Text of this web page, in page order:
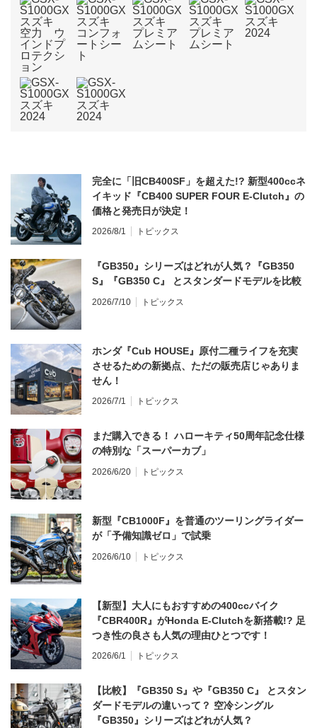
完全に「旧CB400SF」を超えた!? 新型400ccネ
イキッド『CB400 SUPER FOUR E-Clutch』の
価格と発売日が決定！
2026/8/1 トピックス
『GB350』シリーズはどれが人気？『GB350
S』『GB350 C』 とスタンダードモデルを比較
2026/7/10 トピックス
ホンダ『Cub HOUSE』原付二種ライフを充実
させるための新拠点、ただの販売店じゃありま
せん！
2026/7/1 トピックス
まだ購入できる！ ハローキティ50周年記念仕様
の特別な「スーパーカブ」
2026/6/20 トピックス
新型『CB1000F』を普通のツーリングライダー
が「予備知識ゼロ」で試乗
2026/6/10 トピックス
【新型】大人にもおすすめの400ccバイク
『CBR400R』がHonda E-Clutchを新搭載!? 足
つき性の良さも人気の理由ひとつです！
2026/6/1 トピックス
【比較】『GB350 S』や『GB350 C』 とスタン
ダードモデルの違いって？ 空冷シングル
『GB350』シリーズはどれが人気？